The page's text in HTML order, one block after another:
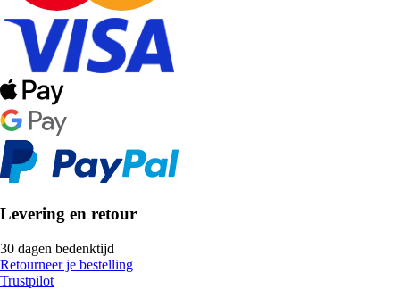
Levering en retour
30 dagen bedenktijd
Retourneer je bestelling
Trustpilot